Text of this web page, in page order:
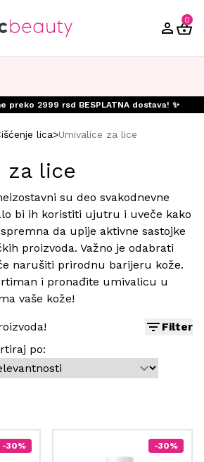
0
preko 2999 rsd BESPLATNA dostava! ✨
lica>Umivalice za lice
za lice
su deo svakodnevne
bi ih koristiti ujutru i uveče kako
da upije aktivne sastojke
proizvoda. Važno je odabrati
narušiti prirodnu barijeru kože.
i pronađite umivalicu u
vaše kože!
Filter
po:
-30% -30%